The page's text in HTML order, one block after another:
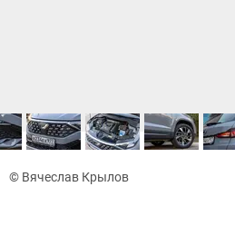
© Вячеслав Крылов